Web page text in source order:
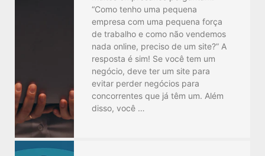
“Como tenho uma pequena
empresa com uma pequena força
de trabalho e como não vendemos
nada online, preciso de um site?” A
resposta é sim! Se você tem um
negócio, deve ter um site para
evitar perder negócios para
concorrentes que já têm um. Além
disso, você …